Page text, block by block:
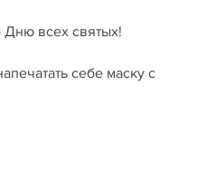
Дню всех святых!
себе маску с